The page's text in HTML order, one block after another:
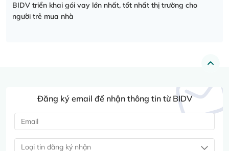
BIDV triển khai gói vay lớn nhất, tốt nhất thị trường cho
người trẻ mua nhà
Đăng ký email để nhận thông tin từ BIDV
Loại tin đăng ký nhận